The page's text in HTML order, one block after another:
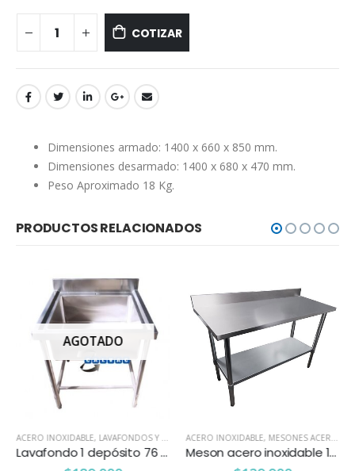
COTIZAR
Dimensiones armado: 1400 x 660 x 850 mm.
Dimensiones desarmado: 1400 x 680 x 470 mm.
Peso Aproximado 18 Kg.
PRODUCTOS RELACIONADOS
AGOTADO
ACERO INOXIDABLE, LAVAFONDOS Y LAVAMANOS
Lavafondo 1 depósito 76 x 76 cms.
ACERO INOXIDABLE, MESONES ACERO INOXIDABLE
Meson acero inoxidable 120 cm. mural